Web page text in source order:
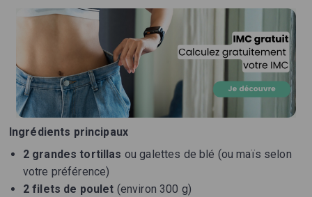
Ingrédients principaux
2 grandes tortillas ou galettes de blé (ou maïs selon
votre préférence)
2 filets de poulet (environ 300 g)